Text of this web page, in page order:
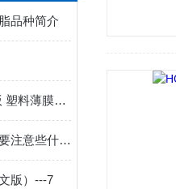
品种简介
ASTM D1894-01中文版 塑料薄膜及薄板的静态和动态摩擦系数的测试方法
毛细管流变仪的使用需要注意些什么？
版）---7